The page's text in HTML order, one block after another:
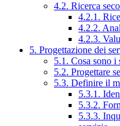
4.2. Ricerca
4.2.1.
4.2.2.
4.2.3.
5. Progettazione dei
5.1. Cosa sono i
5.2. Progettare
5.3. Definire il
5.3.1.
5.3.2.
5.3.3.